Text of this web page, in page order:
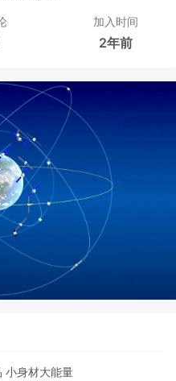
加入时间
2年前
小身材大能量